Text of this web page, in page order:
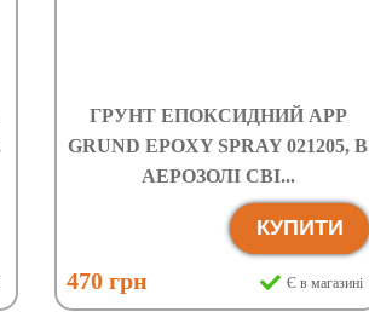
ГРУНТ ЕПОКСИДНИЙ APP
GRUND EPOXY SPRAY 021205, В
АЕРОЗОЛІ СВІ...
470 грн
КУПИТИ
Є в магазині